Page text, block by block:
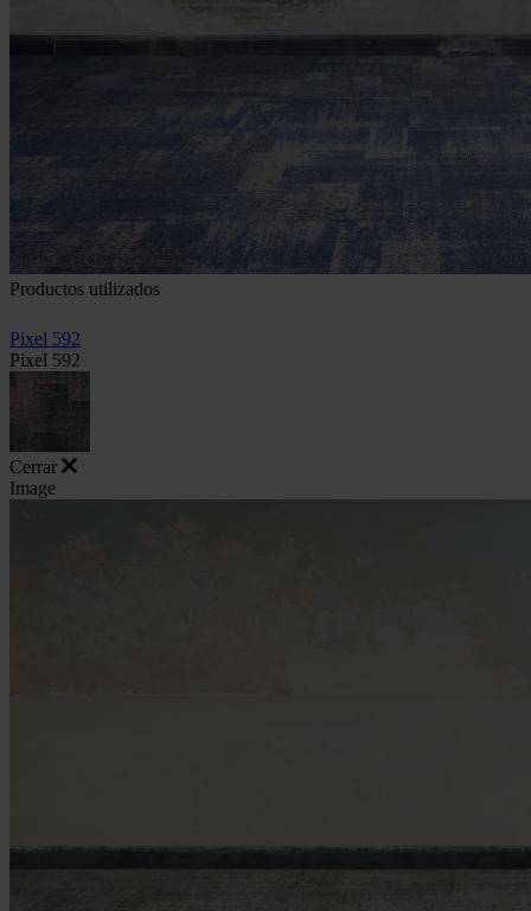
Productos utilizados
Pixel 592
Pixel 592
Cerrar
Image